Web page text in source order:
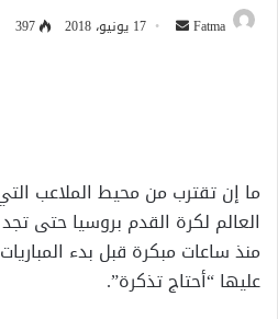
Fatma
أرسل 17 يونيو، 2018 397
ما إن تقترب من محيط الملاعب
العالم لكرة القدم بروسيا حتى
منذ ساعات مبكرة قبل بدء
عليها “أحتاج تذكرة”.